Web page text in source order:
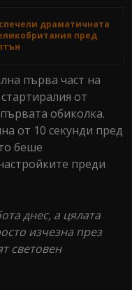
драматичната
пред
първа част на
от
обиколка.
от 10 секунди пред
беше
преди
днес, а цялата
изчезна през
световен